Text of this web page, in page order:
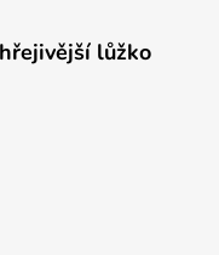
lůžko